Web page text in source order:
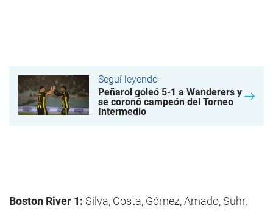
Seguí leyendo
Peñarol goleó 5-1 a Wanderers y
se coronó campeón del Torneo
Intermedio
Boston River 1: Silva, Costa, Gómez, Amado, Suhr,